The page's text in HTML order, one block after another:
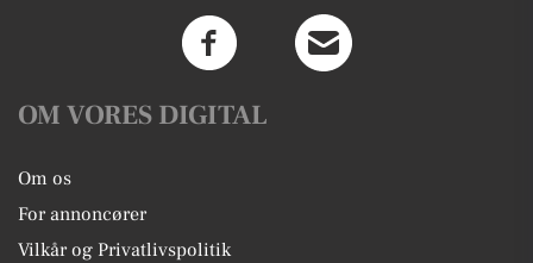
OM VORES DIGITAL
Om os
For annoncører
Vilkår og Privatlivspolitik